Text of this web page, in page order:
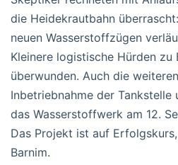
die Heidekrautbahn
neuen Wasserstoffzügen
Kleinere logistische Hürden zu
überwunden. Auch die
Inbetriebnahme der
das Wasserstoffwerk am 12.
Das Projekt ist auf
Barnim.